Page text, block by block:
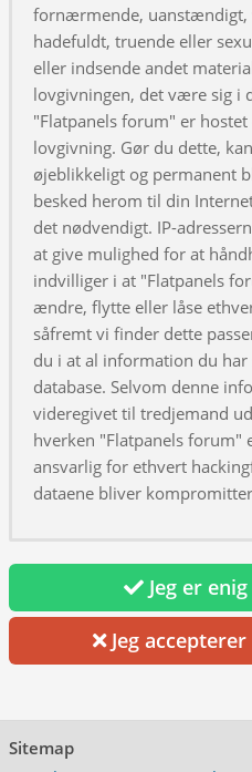
fornærmende, uanstændigt,
hadefuldt, truende eller
eller indsende andet
lovgivningen, det være sig i
"Flatpanels forum" er
lovgivning. Gør du dette,
øjeblikkeligt og permanent
besked herom til din
det nødvendigt. IP-
at give mulighed for at
indvilliger i at "Flatpanels
ændre, flytte eller låse
såfremt vi finder dette
du i at al information du
database. Selvom denne
videregivet til tredjemand
hverken "Flatpanels forum"
ansvarlig for ethvert
dataene bliver
Jeg er
Jeg
Sitemap